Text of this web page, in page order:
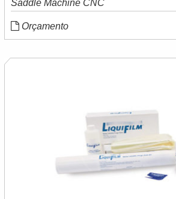
Saddle Machine CNC
Orçamento